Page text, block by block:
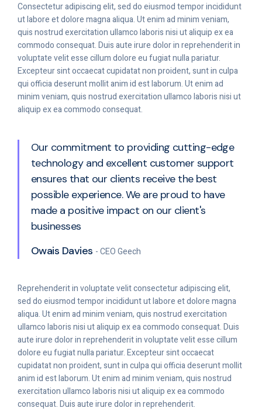
Consectetur adipiscing elit, sed do eiusmod tempor incididunt
ut labore et dolore magna aliqua. Ut enim ad minim veniam,
quis nostrud exercitation ullamco laboris nisi ut aliquip ex ea
commodo consequat. Duis aute irure dolor in reprehenderit in
voluptate velit esse cillum dolore eu fugiat nulla pariatur.
Excepteur sint occaecat cupidatat non proident, sunt in culpa
qui officia deserunt mollit anim id est laborum. Ut enim ad
minim veniam, quis nostrud exercitation ullamco laboris nisi ut
aliquip ex ea commodo consequat.
Our commitment to providing cutting-edge
technology and excellent customer support
ensures that our clients receive the best
possible experience. We are proud to have
made a positive impact on our client's
businesses
Owais Davies - CEO Geech
Reprehenderit in voluptate velit consectetur adipiscing elit,
sed do eiusmod tempor incididunt ut labore et dolore magna
aliqua. Ut enim ad minim veniam, quis nostrud exercitation
ullamco laboris nisi ut aliquip ex ea commodo consequat. Duis
aute irure dolor in reprehenderit in voluptate velit esse cillum
dolore eu fugiat nulla pariatur. Excepteur sint occaecat
cupidatat non proident, sunt in culpa qui officia deserunt mollit
anim id est laborum. Ut enim ad minim veniam, quis nostrud
exercitation ullamco laboris nisi ut aliquip ex ea commodo
consequat. Duis aute irure dolor in reprehenderit.